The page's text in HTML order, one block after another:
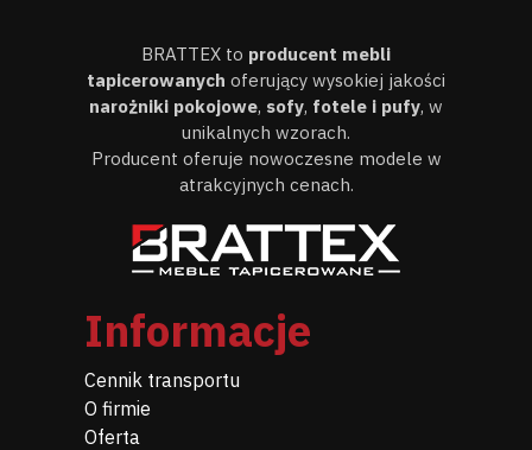
BRATTEX to producent mebli
tapicerowanych oferujący wysokiej jakości
narożniki pokojowe, sofy, fotele i pufy, w
unikalnych wzorach.
Producent oferuje nowoczesne modele w
atrakcyjnych cenach.
Informacje
Cennik transportu
O firmie
Oferta